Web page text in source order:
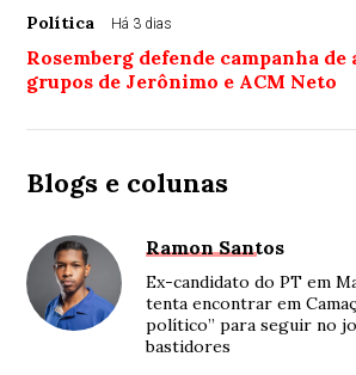
Política Há 3 dias
Rosemberg defende campanha
grupos de Jerônimo e ACM Neto
Blogs e colunas
Ramon Santos
Ex-candidato do PT em
tenta encontrar em
político” para seguir no
bastidores